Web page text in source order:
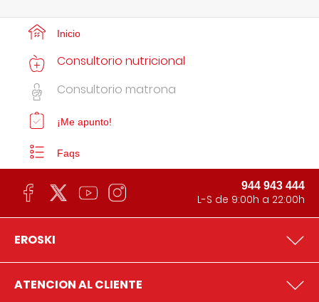
Inicio
Consultorio nutricional
Consultorio matrona
¡Me apunto!
Faqs
944 943 444
L-S de 9:00h a 22:00h
EROSKI
ATENCION AL CLIENTE